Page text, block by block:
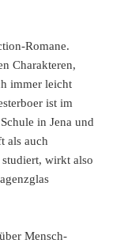
Romane.
Charakteren,
immer leicht
ist im
in Jena und
als auch
wirkt also
Mensch-